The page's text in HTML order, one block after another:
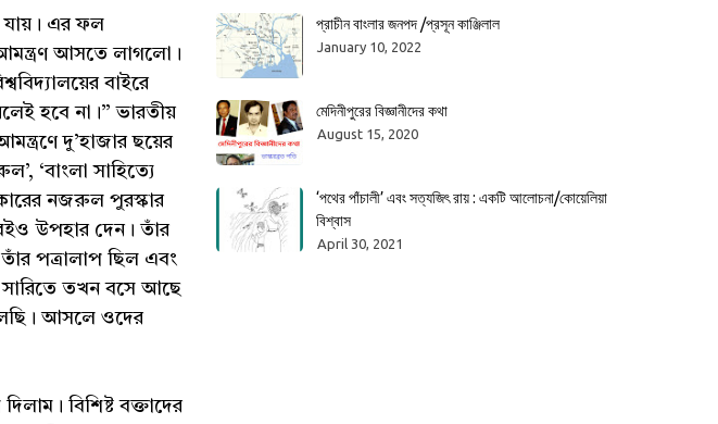
যায়। এর ফল
আমন্ত্রণ আসতে লাগলো।
বাইরে
হবে না।” ভারতীয়
দু’হাজার ছয়ের
‘বাংলা সাহিত্যে
নজরুল পুরস্কার
উপহার দেন। তাঁর
পত্রালাপ ছিল এবং
সারিতে তখন বসে আছে
আসলে ওদের
বিশিষ্ট বক্তাদের
প্রাচীন বাংলার জনপদ /প্রসূন কাঞ্জিলাল
January 10, 2022
মেদিনীপুরের বিজ্ঞানীদের কথা
August 15, 2020
‘পথের পাঁচালী’ এবং সত্যজিৎ রায় : একটি আলোচনা/কোয়েলিয়া
বিশ্বাস
April 30, 2021